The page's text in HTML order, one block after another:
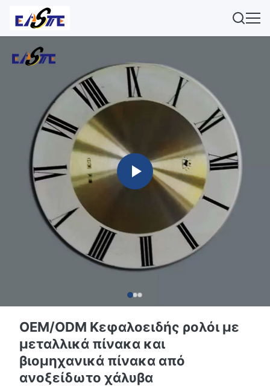
OEM/ODM Κεφαλοειδής ρολόι με
μεταλλικά πίνακα και
βιομηχανικά πίνακα από
ανοξείδωτο χάλυβα